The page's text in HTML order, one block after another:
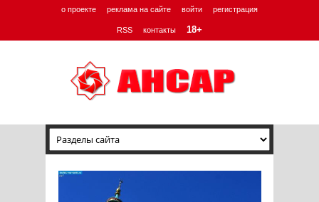
о проекте реклама на сайте войти регистрация
RSS контакты 18+